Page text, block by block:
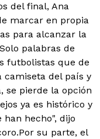
del final, Ana
marcar en propia
para alcanzar la
palabras de
futbolistas que de
del país y
se pierde la opción
ya es histórico y
hecho", dijo
Por su parte, el